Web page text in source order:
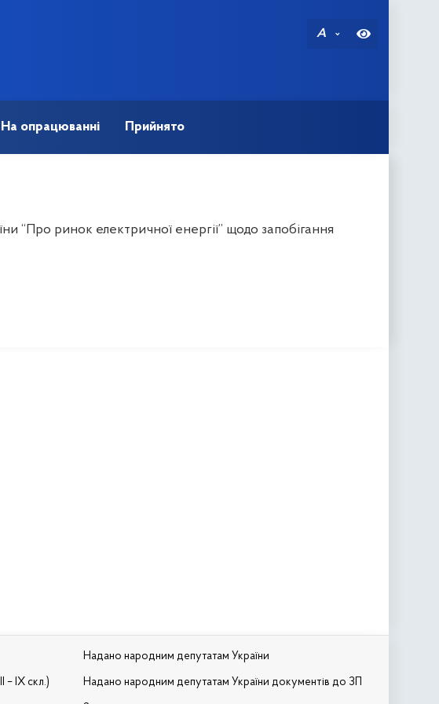
A
На опрацюванні Прийнято
“Про ринок електричної енергії” щодо запобігання
– IX скл.)
Надано народним депутатам України
Надано народним депутатам України документів до ЗП